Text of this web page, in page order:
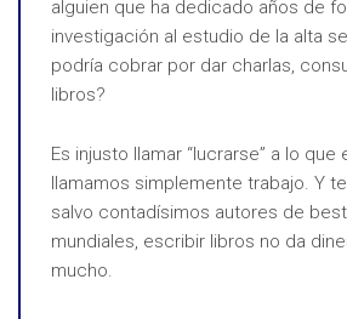
alguien que ha dedicado años de
investigación al estudio de la alta
podría cobrar por dar charlas,
libros?
Es injusto llamar “lucrarse” a lo que
llamamos simplemente trabajo. Y
salvo contadísimos autores de
mundiales, escribir libros no da
mucho.